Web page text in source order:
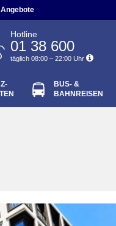
Hotline
01 38 600
täglich 08:00 – 22:00 Uhr
BUS- &
BAHNREISEN